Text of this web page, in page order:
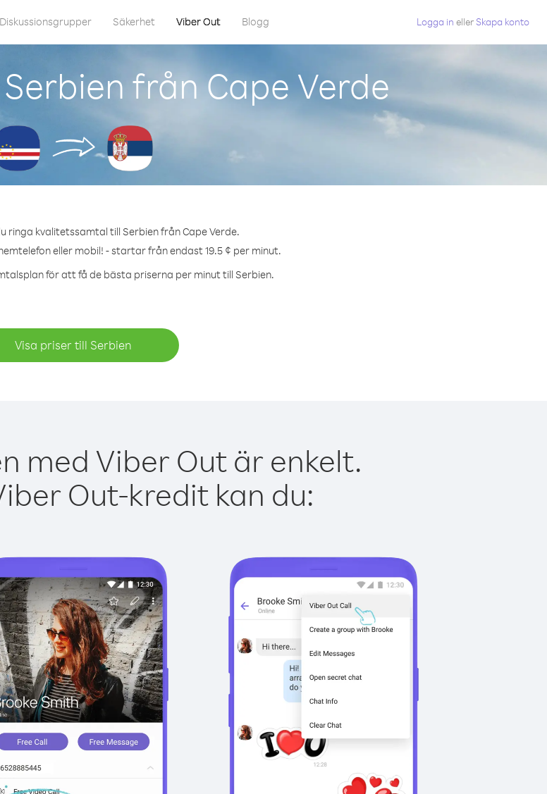
Diskussionsgrupper Säkerhet Viber Out Blogg Logga in eller Skapa konto
från Cape Verde
ringa kvalitetssamtal till Serbien från Cape Verde.
eller mobil! - startar från endast 19.5 ¢ per minut.
för att få de bästa priserna per minut till Serbien.
Visa priser till Serbien
med Viber Out är enkelt.
Out-kredit kan du: